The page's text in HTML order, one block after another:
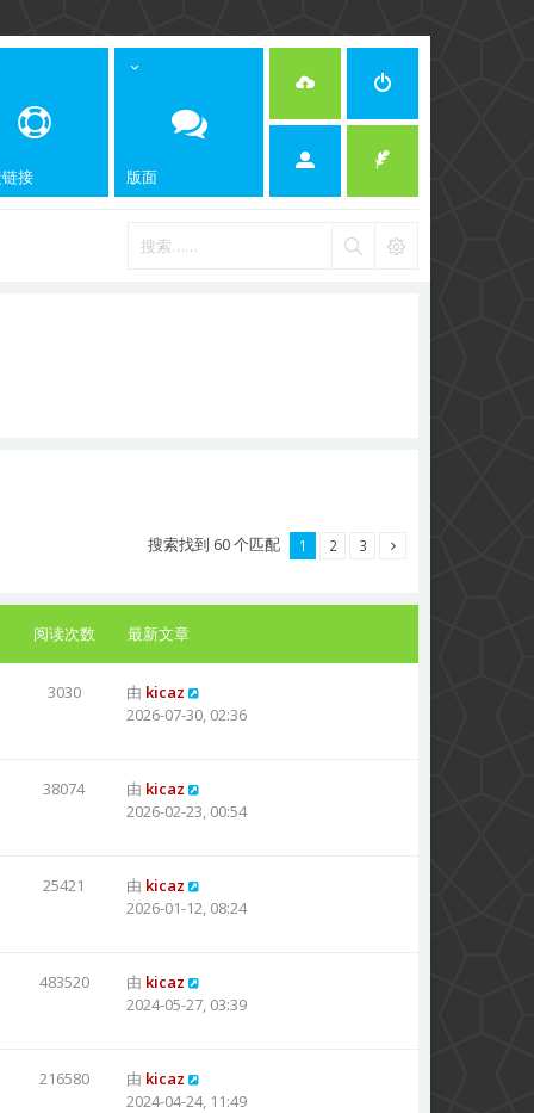
接 版面
搜索找到 60 个匹配 1 2 3
阅读次数 最新文章
3030 由 kicaz
2026-07-30, 02:36
38074 由 kicaz
2026-02-23, 00:54
25421 由 kicaz
2026-01-12, 08:24
483520 由 kicaz
2024-05-27, 03:39
216580 由 kicaz
2024-04-24, 11:49